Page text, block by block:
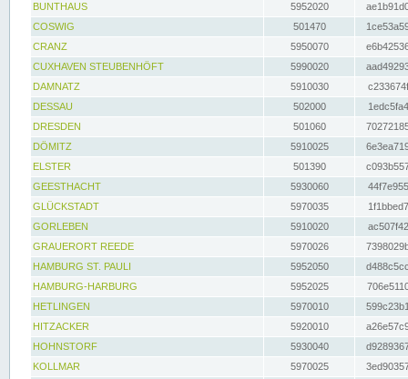
BUNTHAUS
5952020
COSWIG
501470
CRANZ
5950070
CUXHAVEN STEUBENHÖFT
5990020
DAMNATZ
5910030
DESSAU
502000
DRESDEN
501060
DÖMITZ
5910025
ELSTER
501390
GEESTHACHT
5930060
GLÜCKSTADT
5970035
GORLEBEN
5910020
GRAUERORT REEDE
5970026
HAMBURG ST. PAULI
5952050
HAMBURG-HARBURG
5952025
HETLINGEN
5970010
HITZACKER
5920010
HOHNSTORF
5930040
KOLLMAR
5970025